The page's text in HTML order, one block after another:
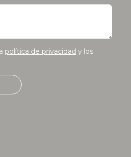
política de privacidad y los